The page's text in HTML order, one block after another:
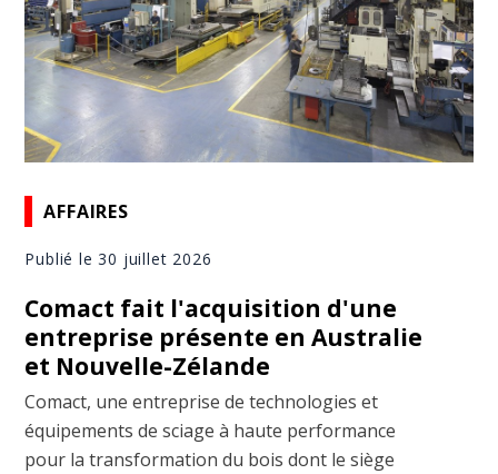
AFFAIRES
Publié le 30 juillet 2026
Comact fait l'acquisition d'une
entreprise présente en Australie
et Nouvelle-Zélande
Comact, une entreprise de technologies et
équipements de sciage à haute performance
pour la transformation du bois dont le siège